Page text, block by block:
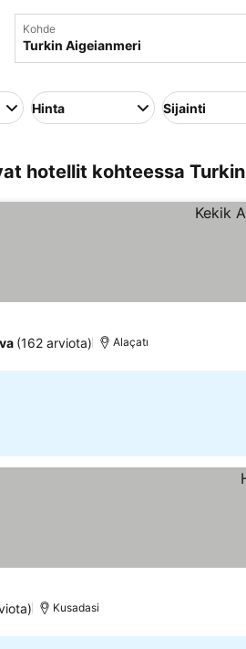
Kohde
korkeimpaan)
Hinta Sijainti
hotellit kohteessa
(162 arviota) Alaçatı
Kusadasi